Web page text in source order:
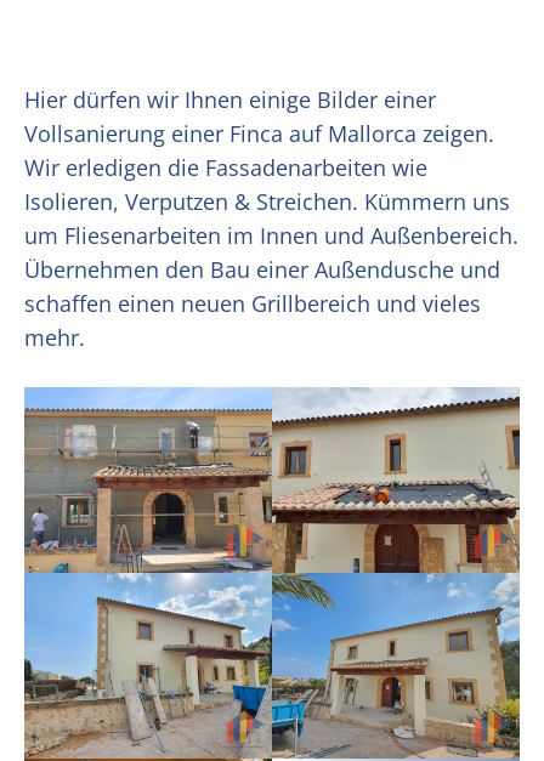
Hier dürfen wir Ihnen einige Bilder einer
Vollsanierung einer Finca auf Mallorca zeigen.
Wir erledigen die Fassadenarbeiten wie
Isolieren, Verputzen & Streichen. Kümmern uns
um Fliesenarbeiten im Innen und Außenbereich.
Übernehmen den Bau einer Außendusche und
schaffen einen neuen Grillbereich und vieles
mehr.